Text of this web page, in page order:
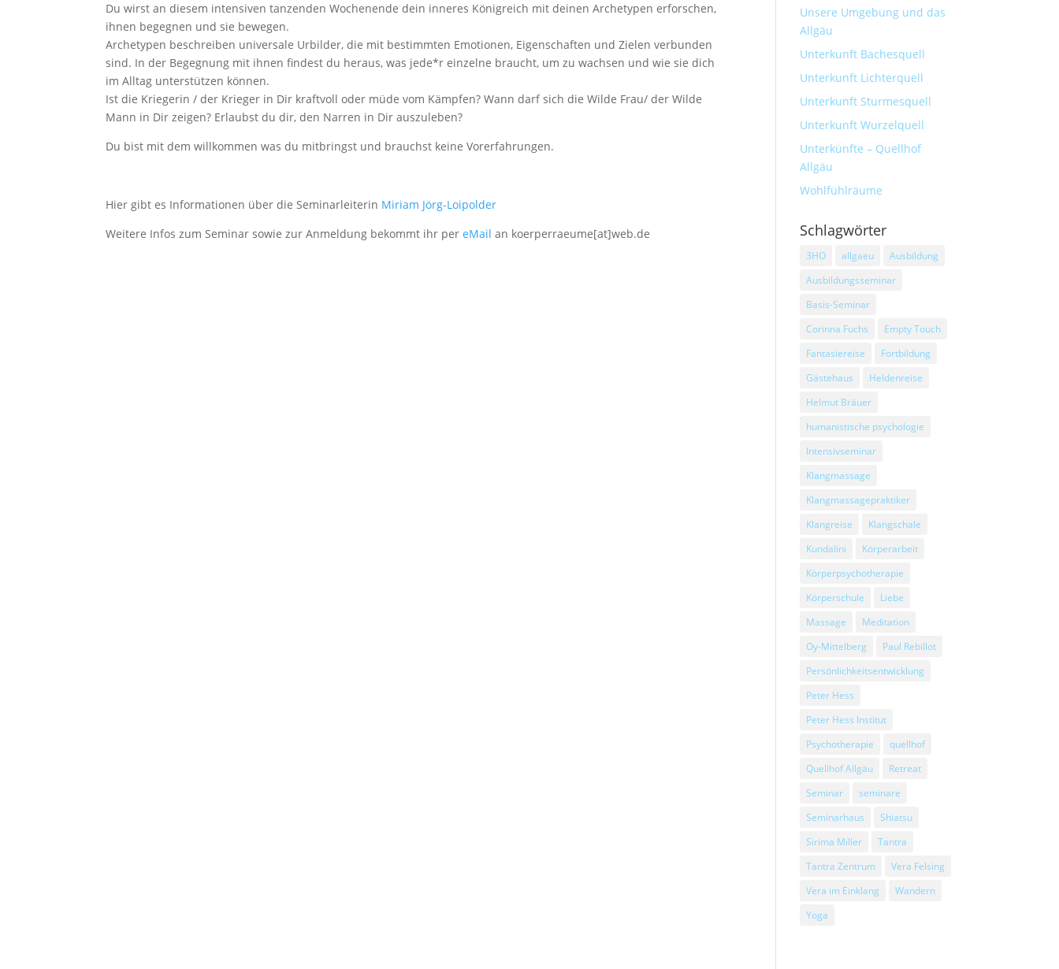
Du wirst an diesem intensiven tanzenden Wochenende dein inneres Königreich mit deinen Archetypen erforschen,
ihnen begegnen und sie bewegen.
Archetypen beschreiben universale Urbilder, die mit bestimmten Emotionen, Eigenschaften und Zielen verbunden
sind. In der Begegnung mit ihnen findest du heraus, was jede*r einzelne braucht, um zu wachsen und wie sie dich
im Alltag unterstützen können.
Ist die Kriegerin / der Krieger in Dir kraftvoll oder müde vom Kämpfen? Wann darf sich die Wilde Frau/ der Wilde
Mann in Dir zeigen? Erlaubst du dir, den Narren in Dir auszuleben?
Du bist mit dem willkommen was du mitbringst und brauchst keine Vorerfahrungen.
Hier gibt es Informationen über die Seminarleiterin Miriam Jörg-Loipolder
Weitere Infos zum Seminar sowie zur Anmeldung bekommt ihr pereMail an koerperraeume[at]web.de
Unsere Umgebung und das
Allgäu
Unterkunft Bachesquell
Unterkunft Lichterquell
Unterkunft Sturmesquell
Unterkunft Wurzelquell
Unterkünfte – Quellhof
Allgäu
Wohlfühlräume
Schlagwörter
3HO allgaeu
Ausbildung
Ausbildungsseminar
Basis-Seminar
Corinna Fuchs
Empty Touch
Fantasiereise
Fortbildung
Gästehaus
Heldenreise
Helmut Bräuer
humanistische psychologie
Intensivseminar
Klangmassage
Klangmassagepraktiker
Klangreise
Klangschale
Kundalini
Körperarbeit
Körperpsychotherapie
Körperschule
Liebe
Massage
Meditation
Oy-Mittelberg
Paul Rebillot
Persönlichkeitsentwicklung
Peter Hess
Peter Hess Institut
Psychotherapie
quellhof
Quellhof Allgäu
Retreat
Seminar
seminare
Seminarhaus
Shiatsu
Sirima Miller
Tantra
Tantra Zentrum
Vera Felsing
Vera im Einklang
Wandern
Yoga